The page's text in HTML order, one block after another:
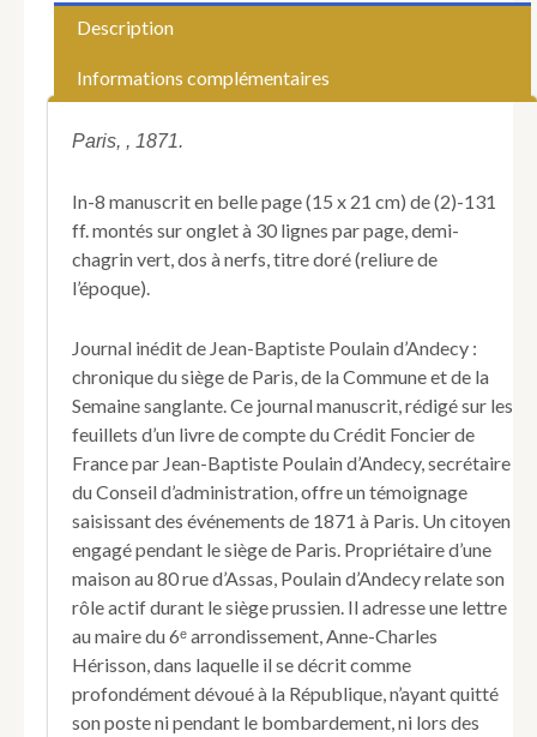
[Souvenirs
d’Andecy.
Janvier
-
Sous
nos
fenêtres
(rue
80).
I.
Les
Obus
-
Famine.
Janvier
1871.
II.
Le
Description
Informations complémentaires
Paris, , 1871.
In-8 manuscrit en belle page (15 x 21 cm) de (2)-131
ff. montés sur onglet à 30 lignes par page, demi-
chagrin vert, dos à nerfs, titre doré (reliure de
l’époque).
Journal inédit de Jean-Baptiste Poulain d’Andecy :
chronique du siège de Paris, de la Commune et de la
Semaine sanglante. Ce journal manuscrit, rédigé sur les
feuillets d’un livre de compte du Crédit Foncier de
France par Jean-Baptiste Poulain d’Andecy, secrétaire
du Conseil d’administration, offre un témoignage
saisissant des événements de 1871 à Paris. Un citoyen
engagé pendant le siège de Paris. Propriétaire d’une
maison au 80 rue d’Assas, Poulain d’Andecy relate son
rôle actif durant le siège prussien. Il adresse une lettre
au maire du 6ᵉ arrondissement, Anne-Charles
Hérisson, dans laquelle il se décrit comme
profondément dévoué à la République, n’ayant quitté
son poste ni pendant le bombardement, ni lors des